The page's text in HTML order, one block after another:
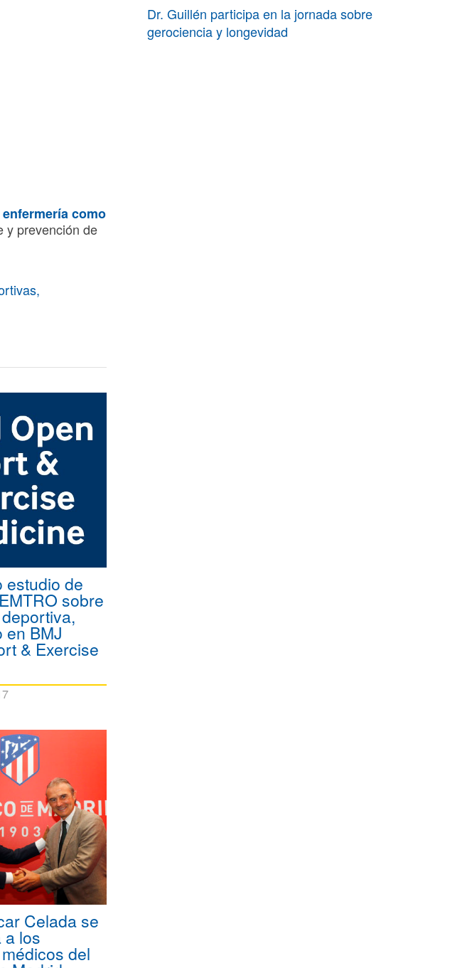
como
y prevención de
,
estudio de
sobre
en BMJ
& Exercise
Celada se
a los
del
Dr. Guillén participa en la jornada sobre
gerociencia y longevidad